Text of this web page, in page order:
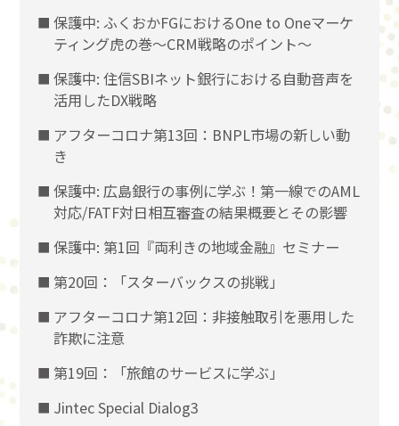
保護中: ふくおかFGにおけるOne to Oneマーケ
ティング虎の巻～CRM戦略のポイント～
保護中: 住信SBIネット銀行における自動音声を
活用したDX戦略
アフターコロナ第13回：BNPL市場の新しい動
き
保護中: 広島銀行の事例に学ぶ！第一線でのAML
対応/FATF対日相互審査の結果概要とその影響
保護中: 第1回『両利きの地域金融』セミナー
第20回：「スターバックスの挑戦」
アフターコロナ第12回：非接触取引を悪用した
詐欺に注意
第19回：「旅館のサービスに学ぶ」
Jintec Special Dialog3